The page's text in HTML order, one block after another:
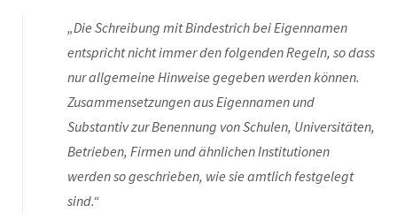
„Die Schreibung mit Bindestrich bei Eigennamen
entspricht nicht immer den folgenden Regeln, so dass
nur allgemeine Hinweise gegeben werden können.
Zusammensetzungen aus Eigennamen und
Substantiv zur Benennung von Schulen, Universitäten,
Betrieben, Firmen und ähnlichen Institutionen
werden so geschrieben, wie sie amtlich festgelegt
sind.“